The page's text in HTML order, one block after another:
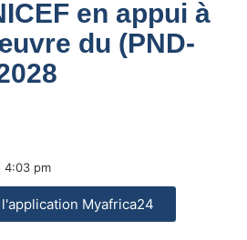
en appui à
du (PND-
4:03 pm
Myafrica24